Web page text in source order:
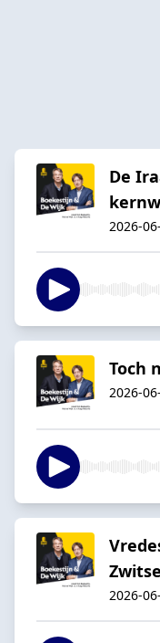
De
2026-
Toch
2026-
2026-